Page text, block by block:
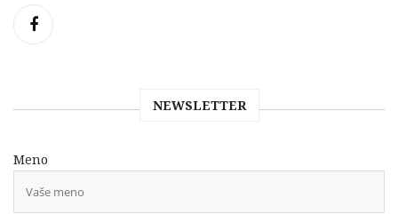
NEWSLETTER
Meno